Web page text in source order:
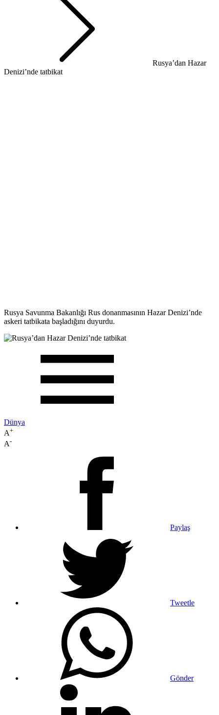
Rusya’dan Hazar
Denizi’nde tatbikat
Rusya Savunma Bakanlığı Rus donanmasının Hazar Denizi’nde
askeri tatbikata başladığını duyurdu.
Dünya
A+
A-
Paylaş
Tweetle
Gönder